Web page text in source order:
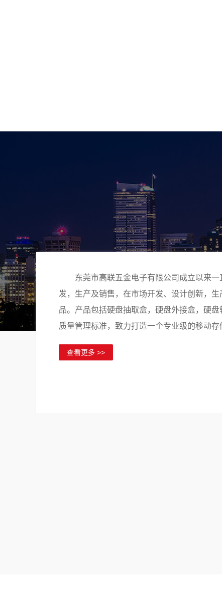
东莞市高联五金电子有限公司成立以来
发，生产及销售，在市场开发、设计创新，
品。产品包括硬盘抽取盒，硬盘外接盒，硬
质量管理标准，致力打造一个专业级的移动存
查看更多 >>